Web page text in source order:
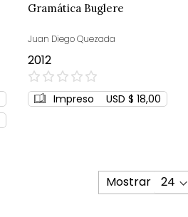
Gramática Buglere
Juan Diego Quezada
2012
0%
Impreso USD $ 18,00
Mostrar